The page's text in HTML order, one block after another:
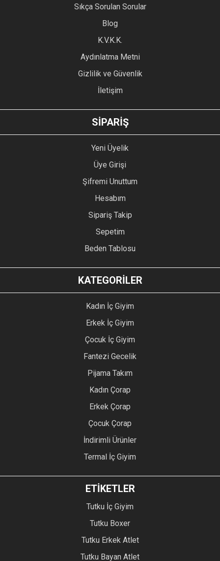
Sıkça Sorulan Sorular
Blog
K.V.K.K.
Aydınlatma Metni
Gizlilik ve Güvenlik
İletişim
SİPARİŞ
Yeni Üyelik
Üye Girişi
Şifremi Unuttum
Hesabım
Sipariş Takip
Sepetim
Beden Tablosu
KATEGORİLER
Kadın İç Giyim
Erkek İç Giyim
Çocuk İç Giyim
Fantezi Gecelik
Pijama Takım
Kadın Çorap
Erkek Çorap
Çocuk Çorap
İndirimli Ürünler
Termal İç Giyim
ETİKETLER
Tutku İç Giyim
Tutku Boxer
Tutku Erkek Atlet
Tutku Bayan Atlet